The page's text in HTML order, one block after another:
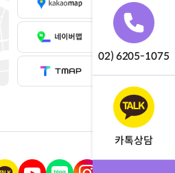
02) 6205-1075
카톡상담